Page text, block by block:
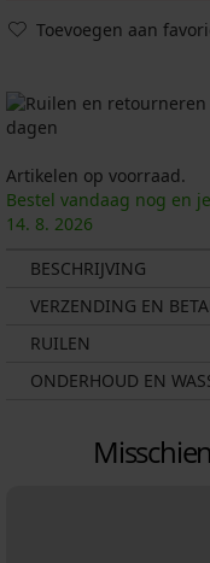
Toevoegen aan
dagen
Artikelen op voorraad.
Bestel vandaag nog en
14. 8. 2026
BESCHRIJVING
VERZENDING EN
RUILEN
ONDERHOUD EN